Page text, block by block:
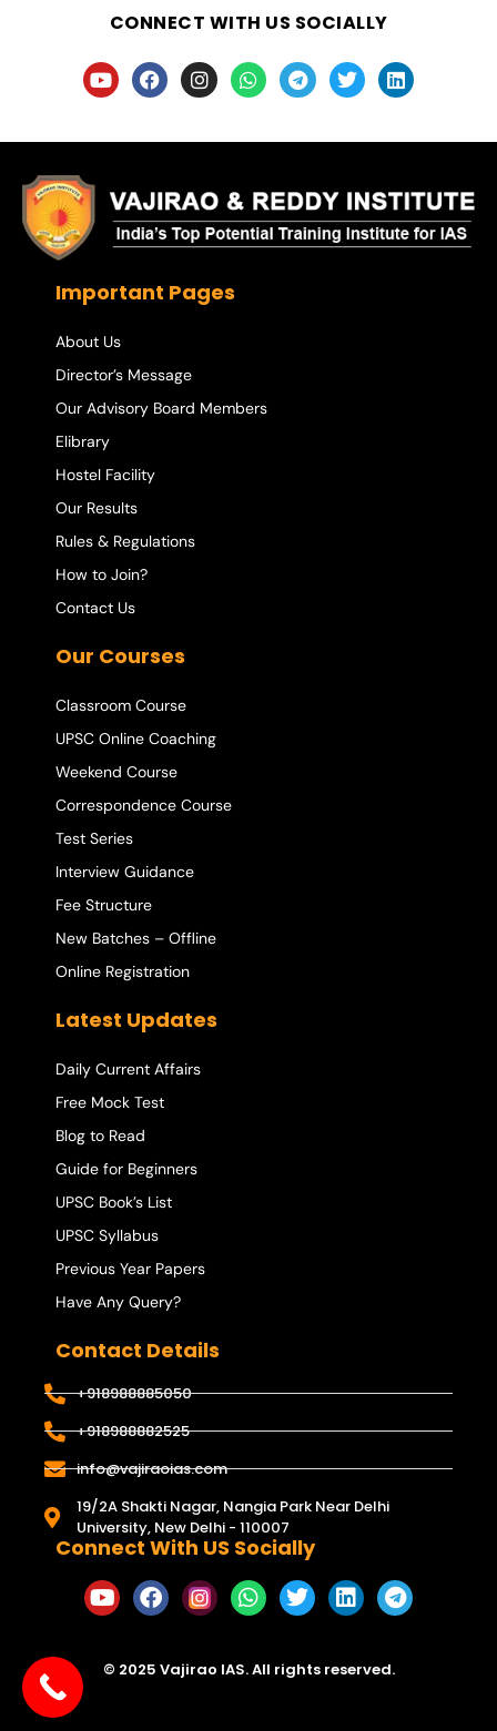
CONNECT WITH US SOCIALLY
Important Pages
About Us
Director’s Message
Our Advisory Board Members
Elibrary
Hostel Facility
Our Results
Rules & Regulations
How to Join?
Contact Us
Our Courses
Classroom Course
UPSC Online Coaching
Weekend Course
Correspondence Course
Test Series
Interview Guidance
Fee Structure
New Batches – Offline
Online Registration
Latest Updates
Daily Current Affairs
Free Mock Test
Blog to Read
Guide for Beginners
UPSC Book’s List
UPSC Syllabus
Previous Year Papers
Have Any Query?
Contact Details
+918988885050
+918988882525
info@vajiraoias.com
19/2A Shakti Nagar, Nangia Park Near Delhi
University, New Delhi - 110007
Connect With US Socially
© 2025 Vajirao IAS. All rights reserved.